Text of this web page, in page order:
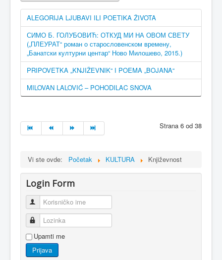
ALEGORIJA LJUBAVI ILI POETIKA ŽIVOTA
СИМО Б. ГОЛУБОВИЋ: ОТКУД МИ НА ОВОМ СВЕТУ
(„ПЛЕУРАТ“ роман о старословенском времену,
„Банатски културни центар“ Ново Милошево, 2015.)
PRIPOVETKA „KNJIŽEVNIK“ I POEMA „BOJANA“
MILOVAN LALOVIĆ – POHODILAC SNOVA
Strana 6 od 38
Vi ste ovde: Početak KULTURA Književnost
Login Form
Korisničko ime
Lozinka
Upamti me
Prijava